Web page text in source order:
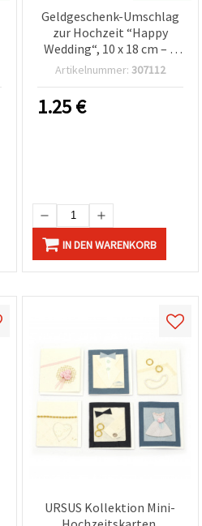
Geldgeschenk-Umschlag
zur Hochzeit “Happy
Wedding“, 10 x 18 cm – 1
Stück
Artikelnummer: 307112
1.25€
IN DEN WARENKORB
URSUS Kollektion Mini-